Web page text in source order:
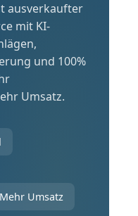
ausverkaufter
mit KI-
und 100%
Umsatz.
Mehr Umsatz